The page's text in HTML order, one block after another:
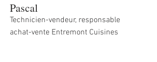
Pascal
Technicien-vendeur, responsable
achat-vente Entremont Cuisines